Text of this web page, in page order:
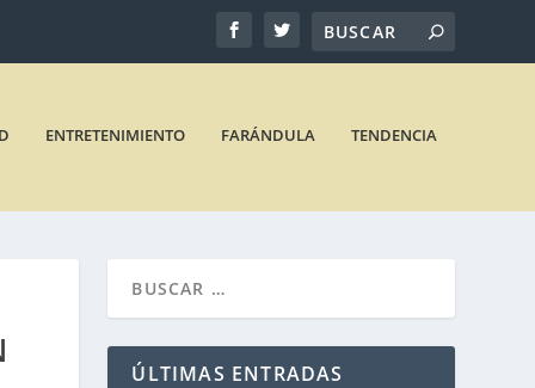
ENTRETENIMIENTO FARÁNDULA TENDENCIA
ÚLTIMAS ENTRADAS